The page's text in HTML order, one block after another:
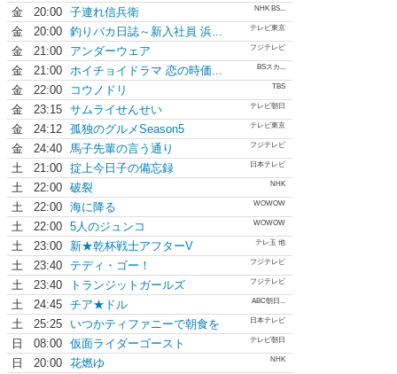
金 20:00 子連れ信兵衛 NHK BS...
金 20:00 釣りバカ日誌～新入社員 浜... テレビ東京
金 21:00 アンダーウェア フジテレビ
金 21:00 ホイチョイドラマ 恋の時価... BSスカ...
金 22:00 コウノドリ TBS
金 23:15 サムライせんせい テレビ朝日
金 24:12 孤独のグルメSeason5 テレビ東京
金 24:40 馬子先輩の言う通り フジテレビ
土 21:00 掟上今日子の備忘録 日本テレビ
土 22:00 破裂 NHK
土 22:00 海に降る WOWOW
土 22:00 5人のジュンコ WOWOW
土 23:00 新★乾杯戦士アフターV テレ玉 他
土 23:40 テディ・ゴー！ フジテレビ
土 23:40 トランジットガールズ フジテレビ
土 24:45 チア★ドル ABC朝日...
土 25:25 いつかティファニーで朝食を 日本テレビ
日 08:00 仮面ライダーゴースト テレビ朝日
日 20:00 花燃ゆ NHK